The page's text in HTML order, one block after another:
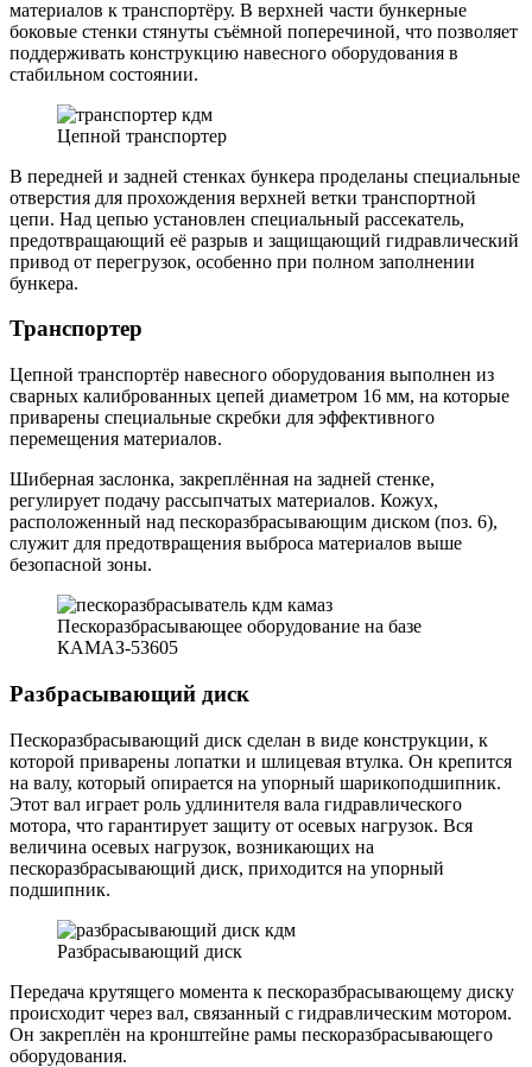
материалов к транспортёру. В верхней части бункерные
боковые стенки стянуты съёмной поперечиной, что позволяет
поддерживать конструкцию навесного оборудования в
стабильном состоянии.
Цепной транспортер
В передней и задней стенках бункера проделаны специальные
отверстия для прохождения верхней ветки транспортной
цепи. Над цепью установлен специальный рассекатель,
предотвращающий её разрыв и защищающий гидравлический
привод от перегрузок, особенно при полном заполнении
бункера.
Транспортер
Цепной транспортёр навесного оборудования выполнен из
сварных калиброванных цепей диаметром 16 мм, на которые
приварены специальные скребки для эффективного
перемещения материалов.
Шиберная заслонка, закреплённая на задней стенке,
регулирует подачу рассыпчатых материалов. Кожух,
расположенный над пескоразбрасывающим диском (поз. 6),
служит для предотвращения выброса материалов выше
безопасной зоны.
Пескоразбрасывающее оборудование на базе
КАМАЗ-53605
Разбрасывающий диск
Пескоразбрасывающий диск сделан в виде конструкции, к
которой приварены лопатки и шлицевая втулка. Он крепится
на валу, который опирается на упорный шарикоподшипник.
Этот вал играет роль удлинителя вала гидравлического
мотора, что гарантирует защиту от осевых нагрузок. Вся
величина осевых нагрузок, возникающих на
пескоразбрасывающий диск, приходится на упорный
подшипник.
Разбрасывающий диск
Передача крутящего момента к пескоразбрасывающему диску
происходит через вал, связанный с гидравлическим мотором.
Он закреплён на кронштейне рамы пескоразбрасывающего
оборудования.